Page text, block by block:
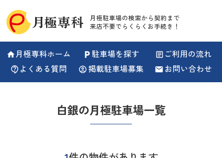
月極駐車場の検索から契約まで
来店不要でらくらくお手続き！
home月極専科ホーム local_parking 駐車場を探す article ご利用の流れ
contact_support よくある質問 account_circle掲載駐車場募集 email お問い合わせ
白銀の月極駐車場一覧